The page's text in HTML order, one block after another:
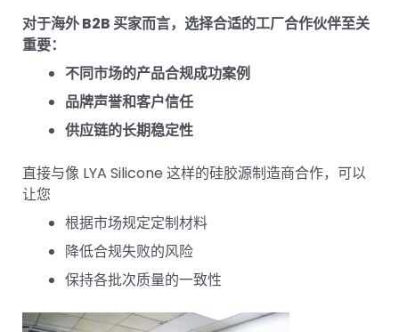
对于海外 B2B 买家而言，选择合适的工厂合作伙伴至关
重要：
不同市场的产品合规成功案例
品牌声誉和客户信任
供应链的长期稳定性
直接与像 LYA Silicone 这样的硅胶源制造商合作，可以
让您
根据市场规定定制材料
降低合规失败的风险
保持各批次质量的一致性